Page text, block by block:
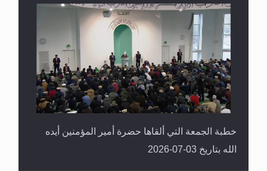
خطبة الجمعة التي ألقاها حضرة أمير المؤمنين أيده
الله بتاريخ 03-07-2026